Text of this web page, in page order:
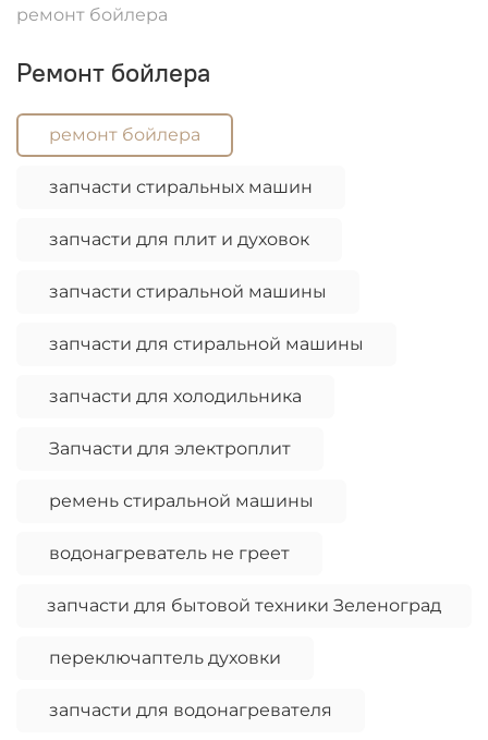
ремонт бойлера
ремонт бойлера
ремонт бойлера
запчасти стиральных машин
запчасти для плит и духовок
запчасти стиральной машины
запчасти для стиральной машины
запчасти для холодильника
Запчасти для электроплит
ремень стиральной машины
водонагреватель не греет
запчасти для бытовой техники Зеленоград
переключаптель духовки
запчасти для водонагревателя